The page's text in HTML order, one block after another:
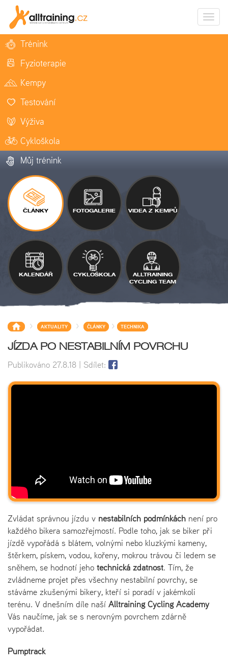
Trénink
Fyzioterapie
Kempy
Testování
Výživa
Cykloškola
Můj trénink
ČLÁNKY FOTOGALERIE VIDEA Z KEMPŮ
KALENDÁŘ CYKLOŠKOLA
ALLTRAINING
CYCLING TEAM
> AKTUALITY > ČLÁNKY > TECHNIKA
JÍZDA PO NESTABILNÍM POVRCHU
Publikováno 27.8.18 | Sdílet:
Zvládat správnou jízdu v nestabilních podmínkách není pro
každého bikera samozřejmostí. Podle toho, jak se biker při
jízdě vypořádá s blátem, volnými nebo kluzkými kameny,
štěrkem, pískem, vodou, kořeny, mokrou trávou či ledem se
sněhem, se hodnotí jeho technická zdatnost. Tím, že
zvládneme projet přes všechny nestabilní povrchy, se
stáváme zkušenými bikery, kteří si poradí v jakémkoli
terénu. V dnešním díle naší Alltraining Cycling Academy
Vás naučíme, jak se s nerovným povrchem zdárně
vypořádat.
Pumptrack